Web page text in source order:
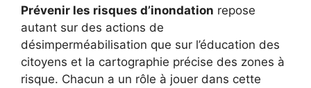
Prévenir les risques d’inondation repose
autant sur des actions de
désimperméabilisation que sur l’éducation des
citoyens et la cartographie précise des zones à
risque. Chacun a un rôle à jouer dans cette